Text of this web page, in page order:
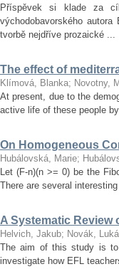
Příspěvek si klade za
východobavorského
tvorbě nejdříve prozaické ...
The effect of
Klímová, Blanka; Novotny,
At present, due to the
active life of these people
On Homogeneous
Hubálovská, Marie;
Let (F-n)(n >= 0) be the
There are several
A Systematic Review
Helvich, Jakub; Novák,
The aim of this study is
investigate how EFL